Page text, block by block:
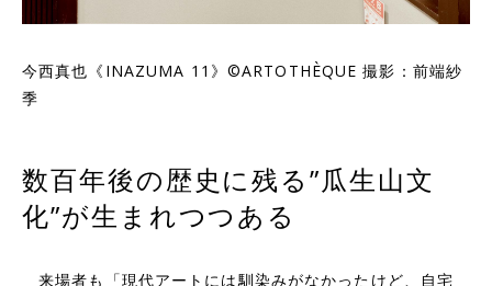
今西真也《 INAZUMA 11 》©ARTOTHÈQUE 撮影：前端紗
季
数百年後の歴史に残る”瓜生山文
化”が生まれつつある
来場者も「現代アートには馴染みがなかったけど、自宅